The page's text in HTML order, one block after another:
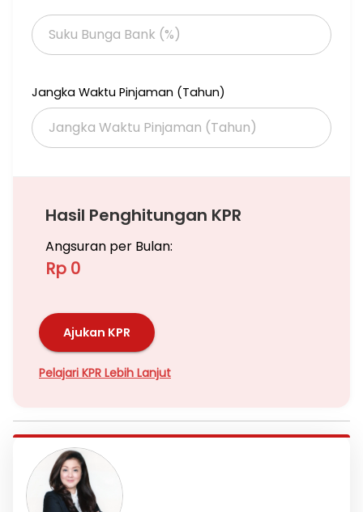
Jangka Waktu Pinjaman (Tahun)
Hasil Penghitungan KPR
Angsuran per Bulan:
Rp 0
Ajukan KPR
Pelajari KPR Lebih Lanjut